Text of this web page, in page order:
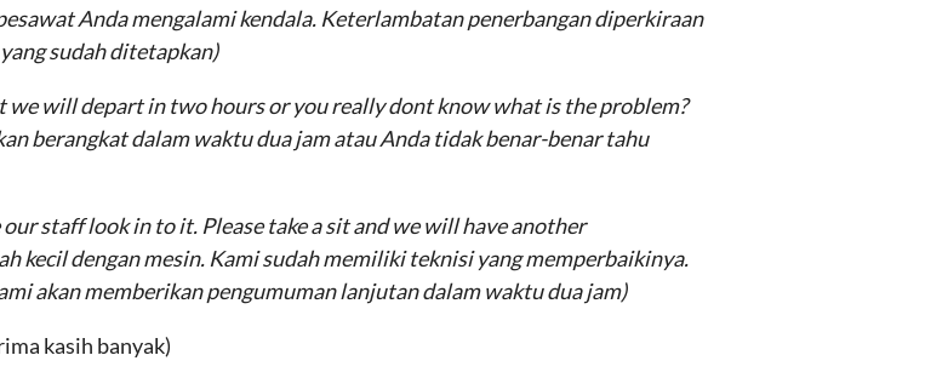
Anda mengalami kendala. Keterlambatan penerbangan diperkiraan
sudah ditetapkan)
we will depart in two hours or you really dont know what is the problem?
berangkat dalam waktu dua jam atau Anda tidak benar-benar tahu
staff look in to it. Please take a sit and we will have another
kecil dengan mesin. Kami sudah memiliki teknisi yang memperbaikinya.
akan memberikan pengumuman lanjutan dalam waktu dua jam)
kasih banyak)